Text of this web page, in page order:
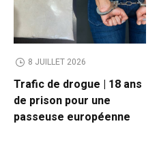
8 JUILLET 2026
Trafic de drogue | 18 ans
de prison pour une
passeuse européenne